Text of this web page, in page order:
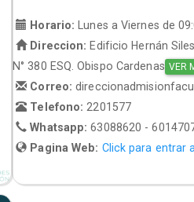
Horario:
Lunes a Viernes de
Direccion: Edificio Hernán
N° 380 ESQ. Obispo Cardenas VER
Correo:
Telefono: 2201577
Whatsapp:63088620 -
Pagina Web: Click para entrar